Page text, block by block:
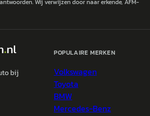
Wij verwijzen door naar erkende, AFM-
bij
POPULAIRE MERKEN
Volkswagen
Toyota
BMW
Mercedes-Benz